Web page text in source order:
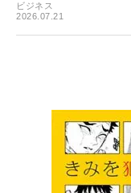
ビジネス
2026.07.21